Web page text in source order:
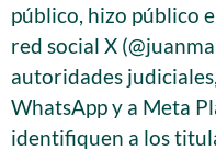
público, hizo público
red social X
autoridades
WhatsApp y a Meta
identifiquen a los